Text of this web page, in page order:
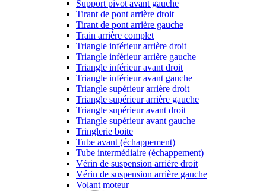
Support pivot avant gauche
Tirant de pont arrière droit
Tirant de pont arrière gauche
Train arrière complet
Triangle inférieur arrière droit
Triangle inférieur arrière gauche
Triangle inférieur avant droit
Triangle inférieur avant gauche
Triangle supérieur arrière droit
Triangle supérieur arrière gauche
Triangle supérieur avant droit
Triangle supérieur avant gauche
Tringlerie boite
Tube avant (échappement)
Tube intermédiaire (échappement)
Vérin de suspension arrière droit
Vérin de suspension arrière gauche
Volant moteur